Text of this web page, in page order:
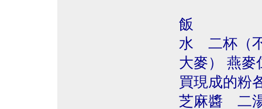
飯
水 二杯（
大麥） 燕
買現成的粉
芝麻醬 二